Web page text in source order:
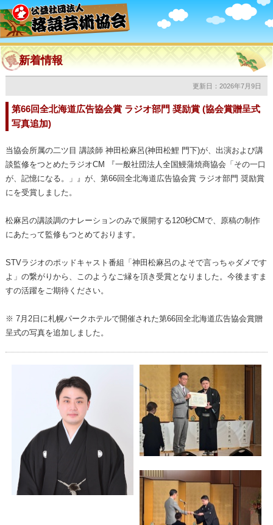
新着情報
更新日：2026年7月9日
第66回全北海道広告協会賞 ラジオ部門 奨励賞 (協会賞贈呈式
写真追加)
当協会所属の二ツ目 講談師 神田松麻呂(神田松鯉 門下)が、出演および講
談監修をつとめたラジオCM 『一般社団法人全国鰻蒲焼商協会「その一口
が、記憶になる。」』が、第66回全北海道広告協会賞 ラジオ部門 奨励賞
にを受賞しました。
松麻呂の講談調のナレーションのみで展開する120秒CMで、原稿の制作
にあたって監修もつとめております。
STVラジオのポッドキャスト番組「神田松麻呂のよそで言っちゃダメです
よ」の繋がりから、このようなご縁を頂き受賞となりました。今後ますま
すの活躍をご期待ください。
※ 7月2日に札幌パークホテルで開催された第66回全北海道広告協会賞贈
呈式の写真を追加しました。